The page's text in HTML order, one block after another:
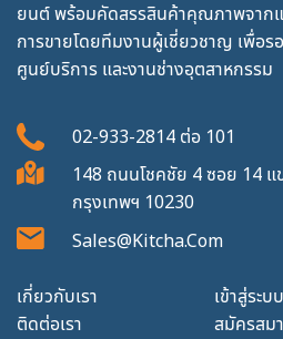
ยนต์ พร้อมคัดสรรสินค้าคุณภาพจาก
การขายโดยทีมงานผู้เชี่ยวชาญ เพื่อร
ศูนย์บริการ และงานช่างอุตสาหกรรม
02-933-2814 ต่อ 101
148 ถนนโชคชัย 4 ซอย 14 แ
กรุงเทพฯ 10230
Sales@kitcha.com
เกี่ยวกับเรา
ติดต่อเรา
เข้าสู่ระบบ
สมัครสม